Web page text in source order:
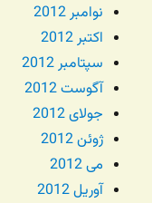
نوامبر 2012
اکتبر 2012
سپتامبر 2012
آگوست 2012
جولای 2012
ژوئن 2012
می 2012
آوریل 2012